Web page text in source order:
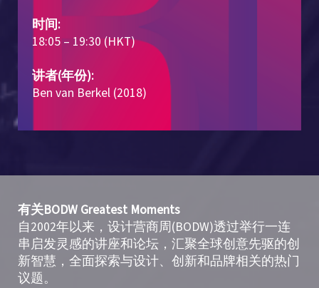
时间:
18:05 – 19:30 (HKT)
讲者(年份):
Ben van Berkel (2018)
有关BODW Greatest Moments
自2002年以来，设计营商周(BODW)透过举行一连
串启发灵感的讲座和论坛，汇聚全球创意先驱的创
新智慧，全面探索与设计、创新和品牌相关的热门
议题。